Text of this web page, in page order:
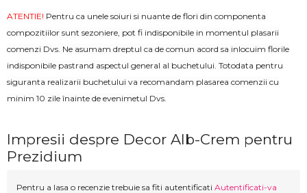
ATENTIE! Pentru ca unele soiuri si nuante de flori din componenta
compozitiilor sunt sezoniere, pot fi indisponibile in momentul plasarii
comenzi Dvs. Ne asumam dreptul ca de comun acord sa inlocuim florile
indisponibile pastrand aspectul general al buchetului. Totodata pentru
siguranta realizarii buchetului va recomandam plasarea comenzii cu
minim 10 zile înainte de evenimetul Dvs.
Impresii despre Decor Alb-Crem pentru
Prezidium
Pentru a lasa o recenzie trebuie sa fiti autentificati Autentificati-va